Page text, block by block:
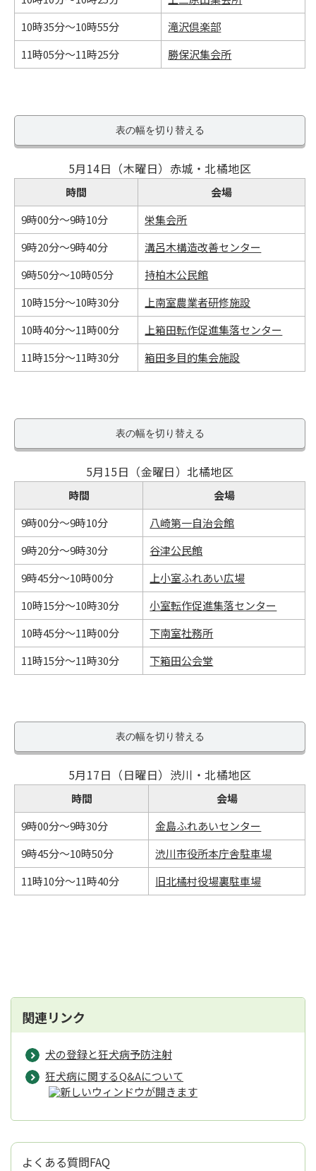
10時35分～10時55分
滝沢倶楽部
11時05分～11時25分
勝保沢集会所
表の幅を切り替える
5月14日（木曜日）赤城・北橘地区
時間
会場
9時00分～9時10分
栄集会所
9時20分～9時40分
溝呂木構造改善センター
9時50分～10時05分
持柏木公民館
10時15分～10時30分
上南室農業者研修施設
10時40分～11時00分
上箱田転作促進集落センター
11時15分～11時30分
箱田多目的集会施設
表の幅を切り替える
5月15日（金曜日）北橘地区
時間
会場
9時00分～9時10分
八崎第一自治会館
9時20分～9時30分
谷津公民館
9時45分～10時00分
上小室ふれあい広場
10時15分～10時30分
小室転作促進集落センター
10時45分～11時00分
下南室社務所
11時15分～11時30分
下箱田公会堂
表の幅を切り替える
5月17日（日曜日）渋川・北橘地区
時間
会場
9時00分～9時30分
金島ふれあいセンター
9時45分～10時50分
渋川市役所本庁舎駐車場
11時10分～11時40分
旧北橘村役場裏駐車場
関連リンク
犬の登録と狂犬病予防注射
狂犬病に関するQ&Aについて
よくある質問FAQ